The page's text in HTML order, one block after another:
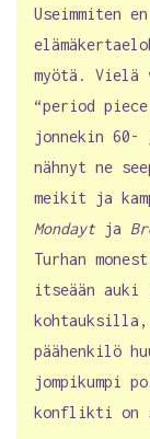
Useimmiten
myötä. Vielä
“period
jonnekin 60-
nähnyt ne
meikit ja
Mondayt ja
Turhan
itseään
päähenkilö
jompikumpi
konflikti on